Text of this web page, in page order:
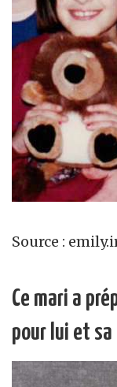
Source :
Ce mari a
pour lui et